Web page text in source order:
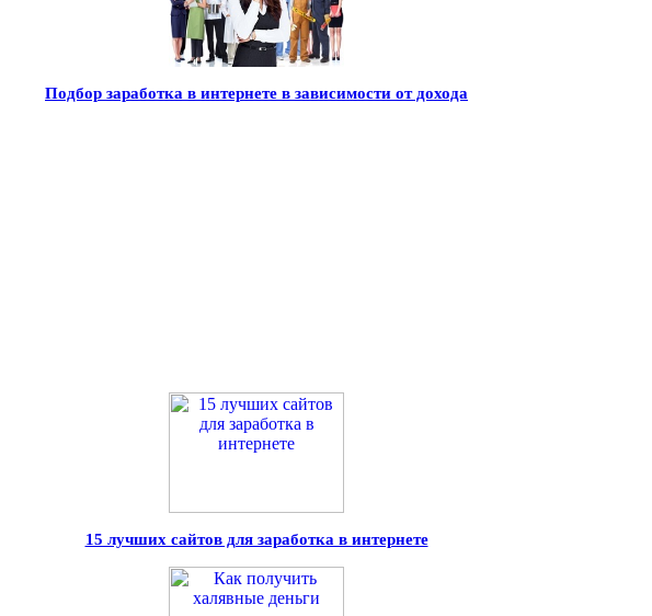
Подбор заработка в интернете в зависимости от дохода
15 лучших сайтов для заработка в интернете